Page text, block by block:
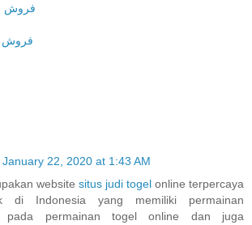
فروش
فروش
January 22, 2020 at 1:43 AM
website situs judi togel online terpercaya
di Indonesia yang memiliki permainan
pada permainan togel online dan juga